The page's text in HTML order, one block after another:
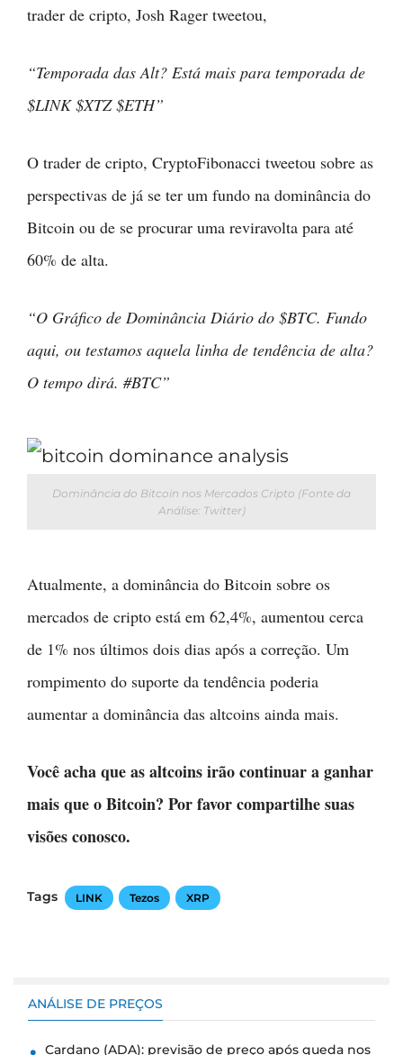
trader de cripto, Josh Rager tweetou,
“Temporada das Alt? Está mais para temporada de
$LINK $XTZ $ETH”
O trader de cripto, CryptoFibonacci tweetou sobre as
perspectivas de já se ter um fundo na dominância do
Bitcoin ou de se procurar uma reviravolta para até
60% de alta.
“O Gráfico de Dominância Diário do $BTC. Fundo
aqui, ou testamos aquela linha de tendência de alta?
O tempo dirá. #BTC”
Dominância do Bitcoin nos Mercados Cripto (Fonte da
Análise: Twitter)
Atualmente, a dominância do Bitcoin sobre os
mercados de cripto está em 62,4%, aumentou cerca
de 1% nos últimos dois dias após a correção. Um
rompimento do suporte da tendência poderia
aumentar a dominância das altcoins ainda mais.
Você acha que as altcoins irão continuar a ganhar
mais que o Bitcoin? Por favor compartilhe suas
visões conosco.
Tags LINK Tezos XRP
ANÁLISE DE PREÇOS
Cardano (ADA): previsão de preço após queda nos